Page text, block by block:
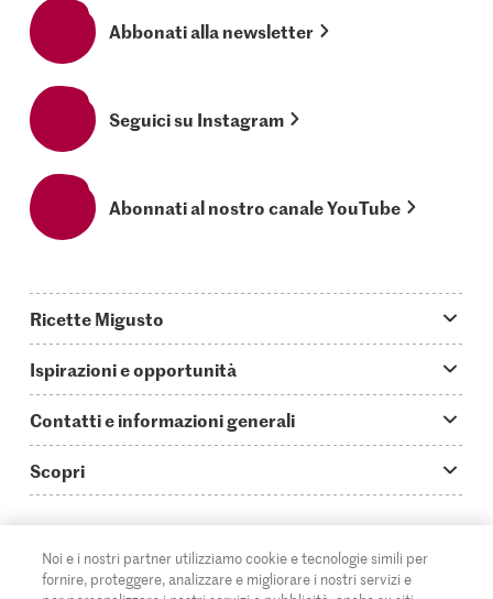
Abbonati alla newsletter
Seguici su Instagram
Abonnati al nostro canale YouTube
Ricette Migusto
Oggi cucino
Piatti principali
Ricette semplici & veloci
Ricette al forno
Ispirazioni e opportunità
Storie
Video How to
Login Migusto
Contatti e informazioni generali
Guida alle abbreviazioni
Contatti
Scopri
Migros Online
Noi e i nostri partner utilizziamo cookie e tecnologie simili per
fornire, proteggere, analizzare e migliorare i nostri servizi e